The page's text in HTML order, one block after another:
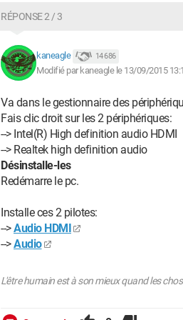
RÉPONSE 2 / 3
kaneagle 14 686
Modifié par kaneagle le 13/09/2015
Va dans le gestionnaire des
Fais clic droit sur les 2 périphériques:
--> Intel(R) High definition audio HDMI
--> Realtek high definition audio
Désinstalle-les
Redémarre le pc.
Installe ces 2 pilotes:
-->Audio HDMI
-->Audio
L'être humain est à son mieux quand les